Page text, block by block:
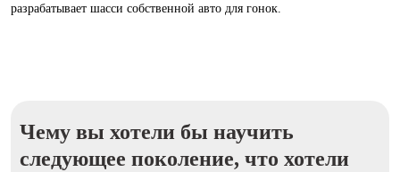
разрабатывает шасси собственной авто для гонок.
Чему вы хотели бы научить
следующее поколение, что хотели